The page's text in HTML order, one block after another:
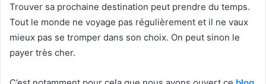
Trouver sa prochaine destination peut prendre du temps.
Tout le monde ne voyage pas régulièrement et il ne vaux
mieux pas se tromper dans son choix. On peut sinon le
payer très cher.